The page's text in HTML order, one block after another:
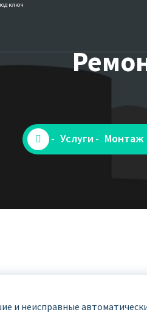
ключ
- Услуги - Монтаж
и неисправные